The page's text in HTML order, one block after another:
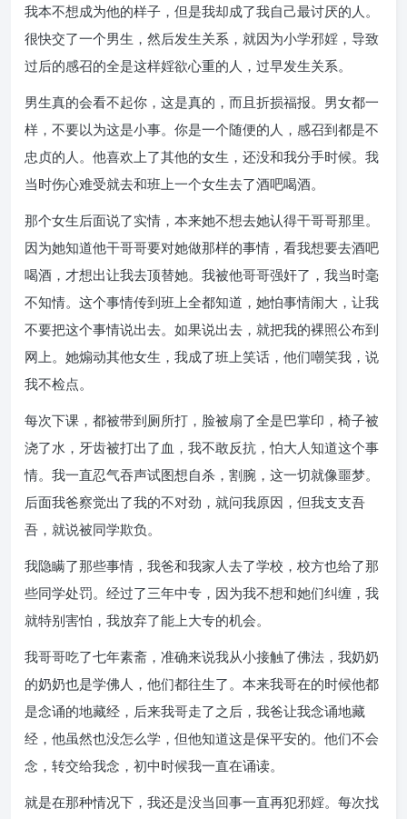
我本不想成为他的样子，但是我却成了我自己最讨厌的人。
很快交了一个男生，然后发生关系，就因为小学邪婬，导致
过后的感召的全是这样婬欲心重的人，过早发生关系。
男生真的会看不起你，这是真的，而且折损福报。男女都一
样，不要以为这是小事。你是一个随便的人，感召到都是不
忠贞的人。他喜欢上了其他的女生，还没和我分手时候。我
当时伤心难受就去和班上一个女生去了酒吧喝酒。
那个女生后面说了实情，本来她不想去她认得干哥哥那里。
因为她知道他干哥哥要对她做那样的事情，看我想要去酒吧
喝酒，才想出让我去顶替她。我被他哥哥强奸了，我当时毫
不知情。这个事情传到班上全都知道，她怕事情闹大，让我
不要把这个事情说出去。如果说出去，就把我的裸照公布到
网上。她煽动其他女生，我成了班上笑话，他们嘲笑我，说
我不检点。
每次下课，都被带到厕所打，脸被扇了全是巴掌印，椅子被
浇了水，牙齿被打出了血，我不敢反抗，怕大人知道这个事
情。我一直忍气吞声试图想自杀，割腕，这一切就像噩梦。
后面我爸察觉出了我的不对劲，就问我原因，但我支支吾
吾，就说被同学欺负。
我隐瞒了那些事情，我爸和我家人去了学校，校方也给了那
些同学处罚。经过了三年中专，因为我不想和她们纠缠，我
就特别害怕，我放弃了能上大专的机会。
我哥哥吃了七年素斋，准确来说我从小接触了佛法，我奶奶
的奶奶也是学佛人，他们都往生了。本来我哥在的时候他都
是念诵的地藏经，后来我哥走了之后，我爸让我念诵地藏
经，他虽然也没怎么学，但他知道这是保平安的。他们不会
念，转交给我念，初中时候我一直在诵读。
就是在那种情况下，我还是没当回事一直再犯邪婬。每次找